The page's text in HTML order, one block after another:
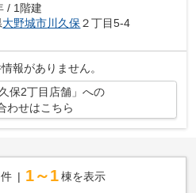
/ 1階建
大野城市川久保２丁目5-4
報がありません。
保2丁目店舗」への
わせはこちら
件 1～1 棟を表示